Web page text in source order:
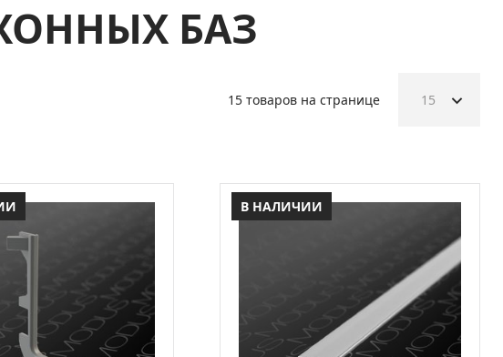
БАЗ
15 товаров на странице 15
В НАЛИЧИИ